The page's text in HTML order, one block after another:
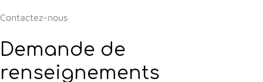
Contactez-nous